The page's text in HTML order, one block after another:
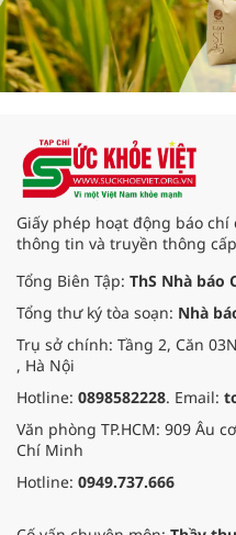
Giấy phép hoạt động báo chí
thông tin và truyền thông
Tổng Biên Tập: ThS Nhà báo
Tổng thư ký tòa soạn: Nhà
Trụ sở chính: Tầng 2, Căn
, Hà Nội
Hotline: 0898582228. Email:
Văn phòng TP.HCM: 909 Âu
Chí Minh
Hotline: 0949.737.666